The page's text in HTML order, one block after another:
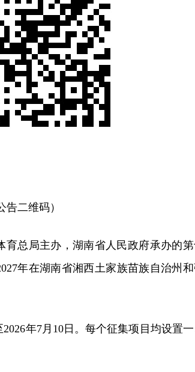
告二维码）
育总局主办，湖南省人民政府承办的
年在湖南省湘西土家族苗族自治州
年7月10日。每个征集项目均设置